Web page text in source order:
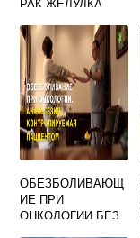
ОБЕЗБОЛИВАЮЩ
ИЕ ПРИ
ОНКОЛОГИИ БЕЗ